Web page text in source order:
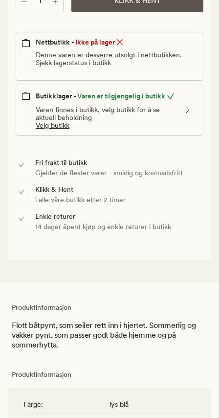
69
Nettbutikk - Ikke på lager
Denne varen er desverre utsolgt i nettbutikken.
Sjekk lagerstatus i butikk
Butikklager -Varen er tilgjengelig i butikk
Varen finnes i butikk, velg butikk for å se
aktuell beholdning
Velg butikk
Fri frakt til butikk
Gjelder de flester varer - smidig og kostnadsfritt
Klikk & Hent
i alle våre butikk etter 2 timer
Enkle returer
14 dager åpent kjøp og enkle returer i butikk
Produktinformasjon
Flott båtpynt, som seiler rett inn i hjertet. Sommerlig og
vakker pynt, som passer godt både hjemme og på
sommerhytta.
Produktinformasjon
Farge: lys blå